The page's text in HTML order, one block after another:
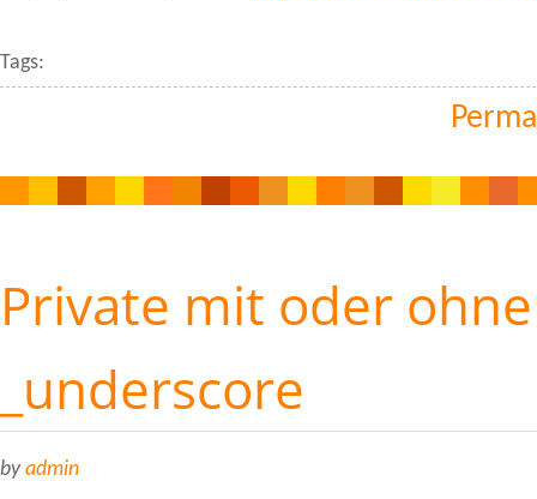
Tags:
Private mit oder ohne
_underscore
byadmin